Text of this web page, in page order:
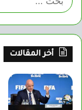
أخر المقالات